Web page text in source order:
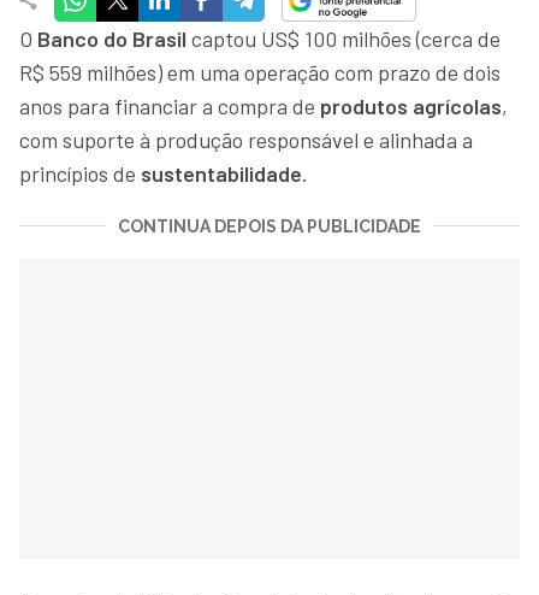
O Banco do Brasil captou US$ 100 milhões (cerca de
R$ 559 milhões) em uma operação com prazo de dois
anos para financiar a compra de produtos agrícolas,
com suporte à produção responsável e alinhada a
princípios de sustentabilidade.
CONTINUA DEPOIS DA PUBLICIDADE